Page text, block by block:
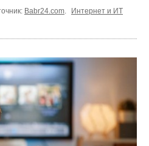
Babr24.com.
Интернет и ИТ